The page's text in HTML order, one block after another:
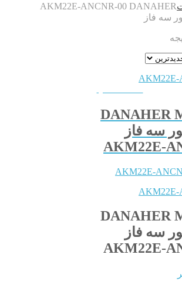
AKM22E-ANCNR-00 DANAHER
DANAHER
سه فاز
AKM22E-
DANAHER
سه فاز
AKM22E-